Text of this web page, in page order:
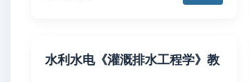
水利水电《灌溉排水工程学》教